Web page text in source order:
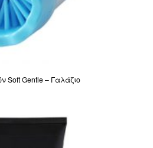
Soft Gentle – Γαλάζιο